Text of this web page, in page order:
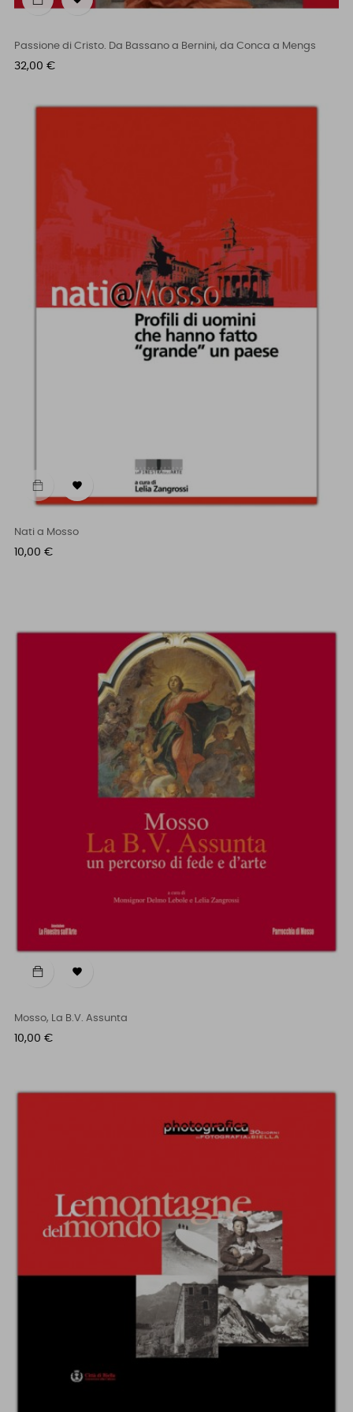
Passione di Cristo. Da Bassano a Bernini, da Conca a Mengs
Prezzo
32,00 €

Nati a Mosso
Prezzo
10,00 €

Mosso, La B.V. Assunta
Prezzo
10,00 €